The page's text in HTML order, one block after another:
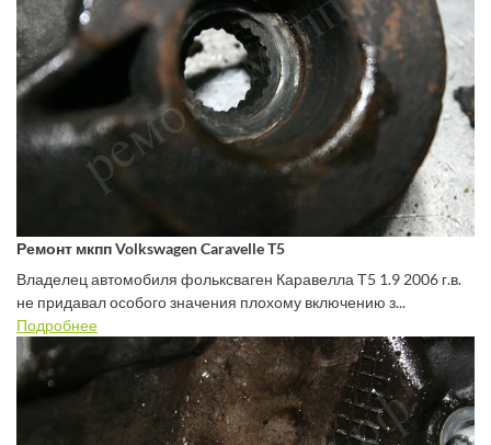
Ремонт мкпп Volkswagen Caravelle T5
Владелец автомобиля фольксваген Каравелла Т5 1.9 2006 г.в.
не придавал особого значения плохому включению з...
Подробнее